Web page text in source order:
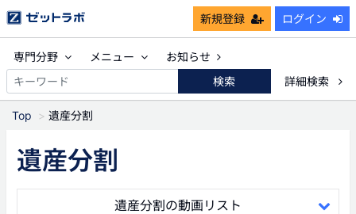
新規登録 ログイン
専門分野 メニュー
お知らせ
検索
詳細検索
Top 遺産分割
遺産分割
遺産分割の動画リスト